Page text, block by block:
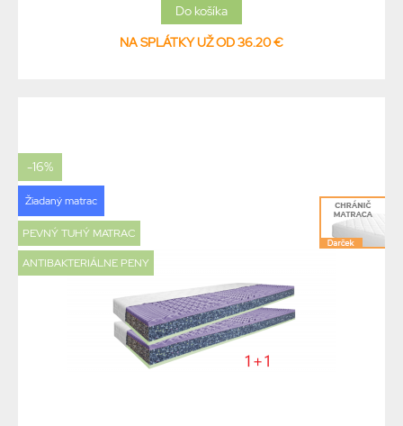
NA SPLÁTKY UŽ OD 36.20 €
-16%
Žiadaný matrac
PEVNÝ TUHÝ MATRAC
ANTIBAKTERIÁLNE PENY